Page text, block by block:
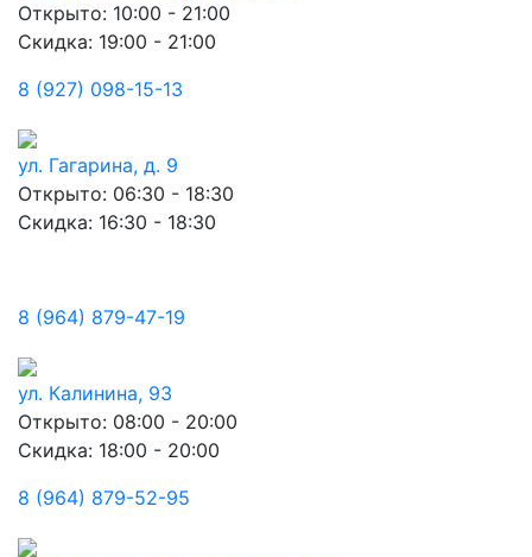
Открыто: 10:00 - 21:00
Скидка: 19:00 - 21:00
8 (927) 098-15-13
ул. Гагарина, д. 9
Открыто: 06:30 - 18:30
Скидка: 16:30 - 18:30
8 (964) 879-47-19
ул. Калинина, 93
Открыто: 08:00 - 20:00
Скидка: 18:00 - 20:00
8 (964) 879-52-95